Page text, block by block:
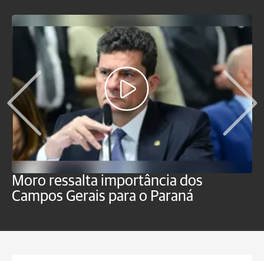
Moro ressalta importância dos
Campos Gerais para o Paraná